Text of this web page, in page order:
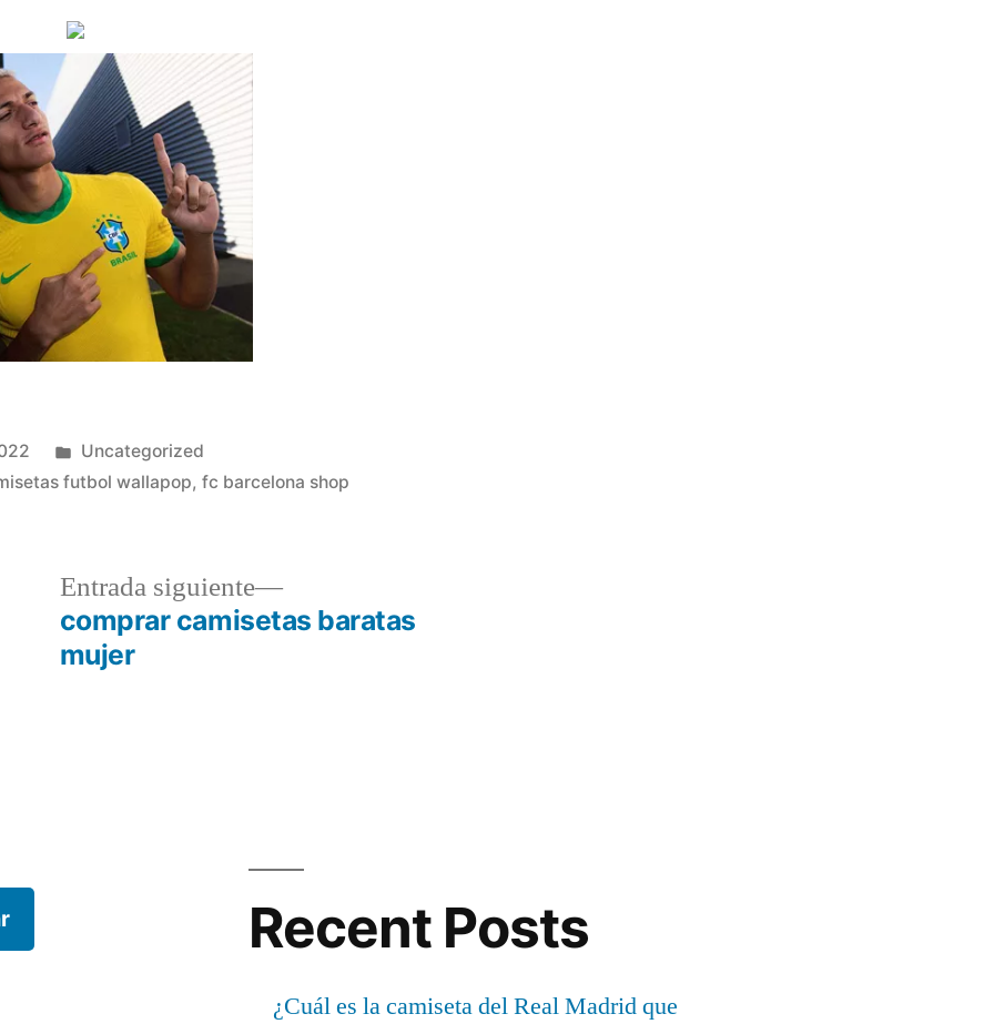
Publicado
en
Uncategorized
futbol wallapop,fc barcelona shop
Entrada siguiente
Entrada
siguiente:
comprar camisetas baratas
mujer
Recent Posts
¿Cuál es la camiseta del Real Madrid que